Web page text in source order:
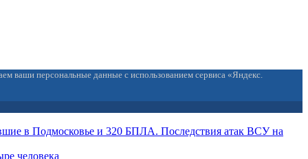
ваши персональные данные с использованием сервиса «Яндекс.
в Подмосковье и 320 БПЛА. Последствия атак ВСУ на
человека